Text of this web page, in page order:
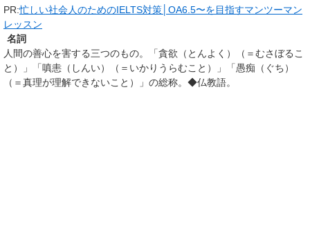
PR:忙しい社会人のためのIELTS対策│OA6.5〜を目指すマンツーマン
レッスン
名詞
人間の善心を害する三つのもの。「貪欲（とんよく）（＝むさぼるこ
と）」「嗔恚（しんい）（＝いかりうらむこと）」「愚痴（ぐち）
（＝真理が理解できないこと）」の総称。◆仏教語。